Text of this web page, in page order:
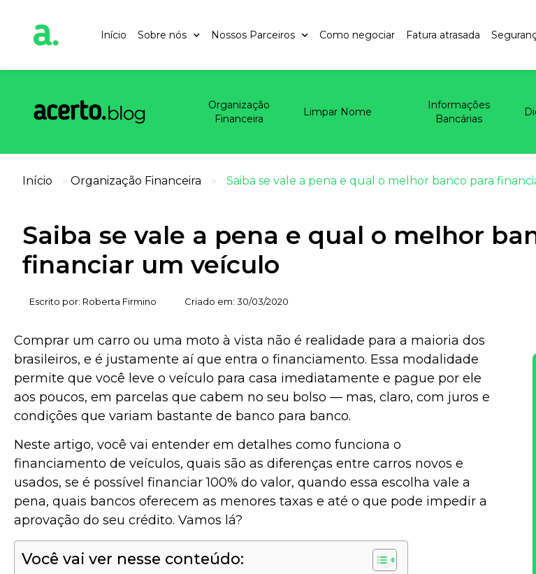
Início Sobre nós Nossos Parceiros Como negociar Fatura atrasada
Organização
Financeira
Limpar Nome
Informações
Bancárias
Início > Organização Financeira > Saiba se vale a pena e qual o melhor banco para
Saiba se vale a pena e qual o melhor
financiar um veículo
Escrito por: Roberta Firmino Criado em: 30/03/2020
Comprar um carro ou uma moto à vista não é realidade para a maioria dos
brasileiros, e é justamente aí que entra o financiamento. Essa modalidade
permite que você leve o veículo para casa imediatamente e pague por ele
aos poucos, em parcelas que cabem no seu bolso — mas, claro, com juros e
condições que variam bastante de banco para banco.
Neste artigo, você vai entender em detalhes como funciona o
financiamento de veículos, quais são as diferenças entre carros novos e
usados, se é possível financiar 100% do valor, quando essa escolha vale a
pena, quais bancos oferecem as menores taxas e até o que pode impedir a
aprovação do seu crédito. Vamos lá?
Você vai ver nesse conteúdo: